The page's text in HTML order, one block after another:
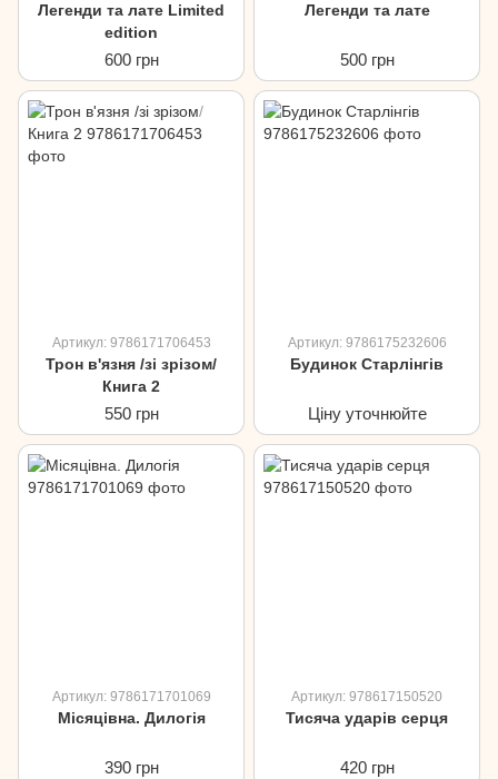
Легенди та лате Limited
edition
600 грн
Легенди та лате
500 грн
Артикул: 9786171706453
Трон в'язня /зі зрізом/
Книга 2
550 грн
Артикул: 9786175232606
Будинок Старлінгів
Ціну уточнюйте
Артикул: 9786171701069
Місяцівна. Дилогія
390 грн
Артикул: 978617150520
Тисяча ударів серця
420 грн